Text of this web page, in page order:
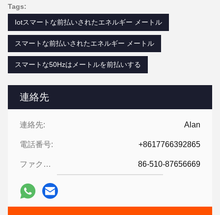
連絡先
連絡先: Alan
電話番号: +8617766392865
ファクシミリ: 86-510-87656669
Tags:
Iotスマートな前払いされたエネルギー メートル
スマートな前払いされたエネルギー メートル
スマートな50Hzはメートルを前払いする